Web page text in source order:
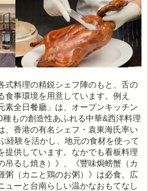
式料理の精鋭シェフ陣のもと、舌の
食事環境を用意しています。例え
素全日餐廳」は、オープンキッチン
もの創造性あふれる中華&西洋料理
、香港の有名シェフ・袁東海氏率い
経験を活かし、地元の食材を使って
提供しています。なかでも看板料理
吊るし焼き）》、《豐味焗螃蟹（カ
粥（カニと鶏のお粥）》は必食。広
ューと台南らしい温かなおもてなし